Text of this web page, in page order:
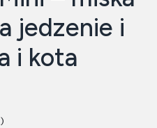
jedzenie i
i kota